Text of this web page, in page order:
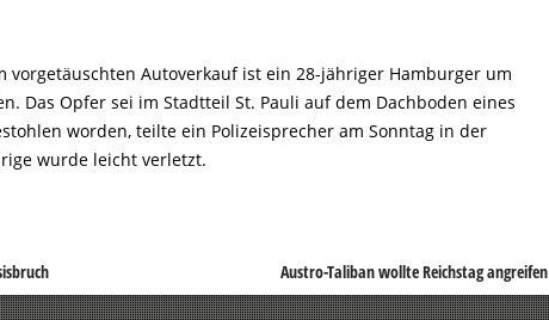
vorgetäuschten Autoverkauf ist ein 28-jähriger Hamburger um
Das Opfer sei im Stadtteil St. Pauli auf dem Dachboden eines
worden, teilte ein Polizeisprecher am Sonntag in der
wurde leicht verletzt.
Austro-Taliban wollte Reichstag angreifen